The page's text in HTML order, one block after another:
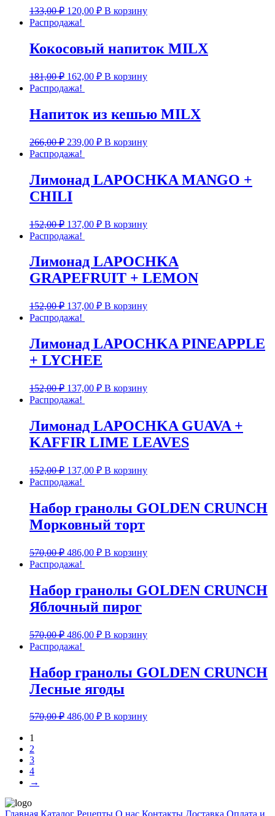
133,00₽ 120,00 ₽ В корзину
Распродажа!
Кокосовый напиток MILX
181,00₽ 162,00 ₽ В корзину
Распродажа!
Напиток из кешью MILX
266,00₽ 239,00 ₽ В корзину
Распродажа!
Лимонад LAPOCHKA MANGO +
СHILI
152,00₽ 137,00 ₽ В корзину
Распродажа!
Лимонад LAPOCHKA
GRAPEFRUIT + LEMON
152,00₽ 137,00 ₽ В корзину
Распродажа!
Лимонад LAPOCHKA PINEAPPLE
+ LYCHEE
152,00₽ 137,00 ₽ В корзину
Распродажа!
Лимонад LAPOCHKA GUAVA +
KAFFIR LIME LEAVES
152,00₽ 137,00 ₽ В корзину
Распродажа!
Набор гранолы GOLDEN CRUNCH
Морковный торт
570,00₽ 486,00 ₽ В корзину
Распродажа!
Набор гранолы GOLDEN CRUNCH
Яблочный пирог
570,00₽ 486,00 ₽ В корзину
Распродажа!
Набор гранолы GOLDEN CRUNCH
Лесные ягоды
570,00₽ 486,00 ₽ В корзину
1
2
3
4
→